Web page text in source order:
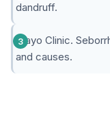
dandruff.
Mayo Clinic.
and causes.